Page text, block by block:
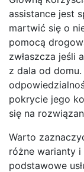
assistance jest
martwić się o
pomocą
zwłaszcza jeśli
z dala od
pokrycie jego
się na
Warto
różne warianty
podstawowe